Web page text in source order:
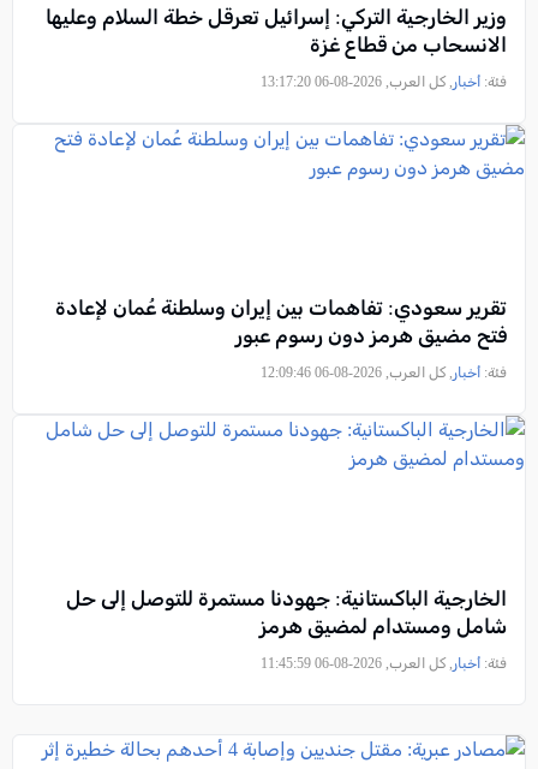
وزير الخارجية التركي: إسرائيل تعرقل خطة السلام وعليها
الانسحاب من قطاع غزة
فئة: أخبار , كل العرب, 2026-08-06 13:17:20
تقرير سعودي: تفاهمات بين إيران وسلطنة عُمان لإعادة
فتح مضيق هرمز دون رسوم عبور
فئة: أخبار , كل العرب, 2026-08-06 12:09:46
الخارجية الباكستانية: جهودنا مستمرة للتوصل إلى حل
شامل ومستدام لمضيق هرمز
فئة: أخبار , كل العرب, 2026-08-06 11:45:59